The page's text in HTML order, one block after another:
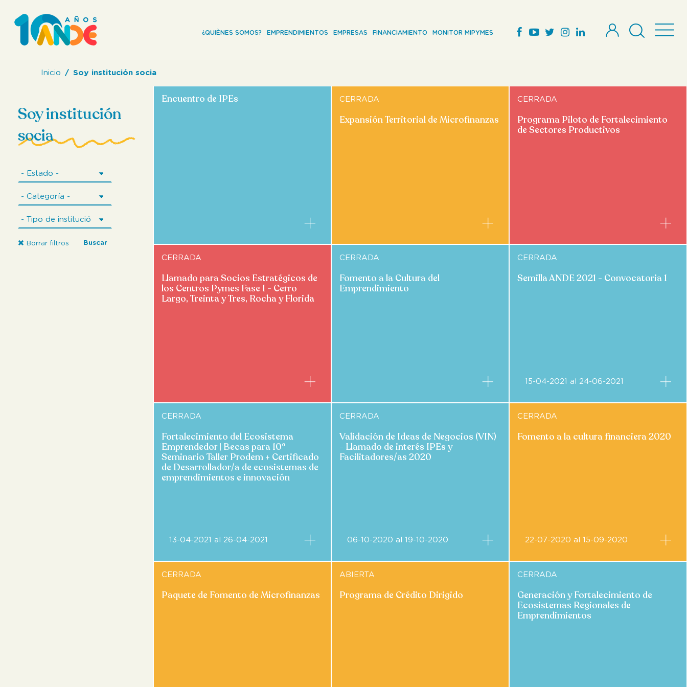
¿QUIÈNES SOMOS? EMPRENDIMIENTOS EMPRESAS FINANCIAMIENTO MONITOR MIPYMES
Inicio Soy institución socia
Soy institución
socia
Borrar filtros Buscar
Encuentro de IPEs CERRADA
Expansión Territorial de Microfinanzas
CERRADA
Programa Piloto de Fortalecimiento
de Sectores Productivos
CERRADA
Llamado para Socios Estratégicos de
los Centros Pymes Fase I - Cerro
Largo, Treinta y Tres, Rocha y Florida
CERRADA
Fomento a la Cultura del
Emprendimiento
CERRADA
Semilla ANDE 2021 - Convocatoria 1
15-04-2021 al 24-06-2021
CERRADA
Fortalecimiento del Ecosistema
Emprendedor | Becas para 10°
Seminario Taller Prodem + Certificado
de Desarrollador/a de ecosistemas de
emprendimientos e innovación
13-04-2021 al 26-04-2021
CERRADA
Validación de Ideas de Negocios (VIN)
- Llamado de interés IPEs y
Facilitadores/as 2020
06-10-2020 al 19-10-2020
CERRADA
Fomento a la cultura financiera 2020
22-07-2020 al 15-09-2020
CERRADA
Paquete de Fomento de Microfinanzas
ABIERTA
Programa de Crédito Dirigido
CERRADA
Generación y Fortalecimiento de
Ecosistemas Regionales de
Emprendimientos